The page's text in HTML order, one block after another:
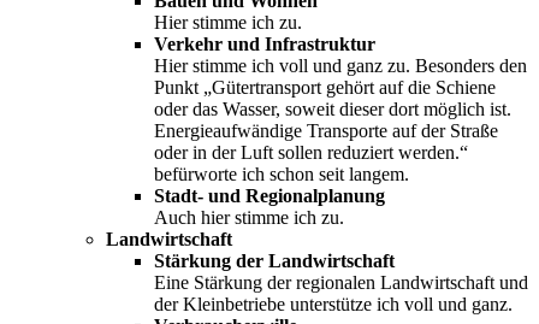
Hier stimme ich zu.
Verkehr und Infrastruktur
Hier stimme ich voll und ganz zu. Besonders den
Punkt „Gütertransport gehört auf die Schiene
oder das Wasser, soweit dieser dort möglich ist.
Energieaufwändige Transporte auf der Straße
oder in der Luft sollen reduziert werden.“
befürworte ich schon seit langem.
Stadt- und Regionalplanung
Auch hier stimme ich zu.
Landwirtschaft
Stärkung der Landwirtschaft
Eine Stärkung der regionalen Landwirtschaft und
der Kleinbetriebe unterstütze ich voll und ganz.